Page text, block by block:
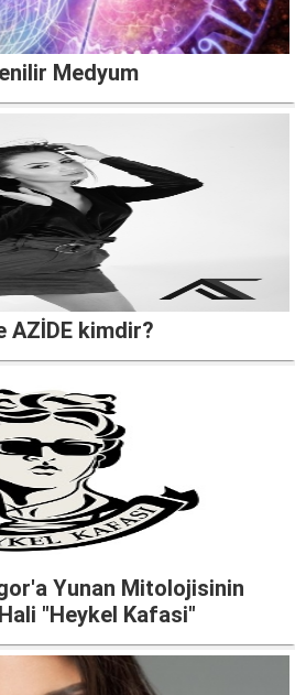
Medyum
AZİDE kimdir?
Yunan Mitolojisinin
"Heykel Kafasi"